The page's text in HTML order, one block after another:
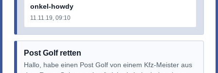
onkel-howdy
11.11.19, 09:10
Post Golf retten
Hallo, habe einen Post Golf von einem Kfz-Meister aus